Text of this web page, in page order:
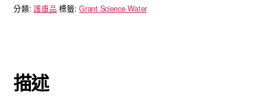
全
養
修
分類:護膚品 標籤:Grant Science Water
描述